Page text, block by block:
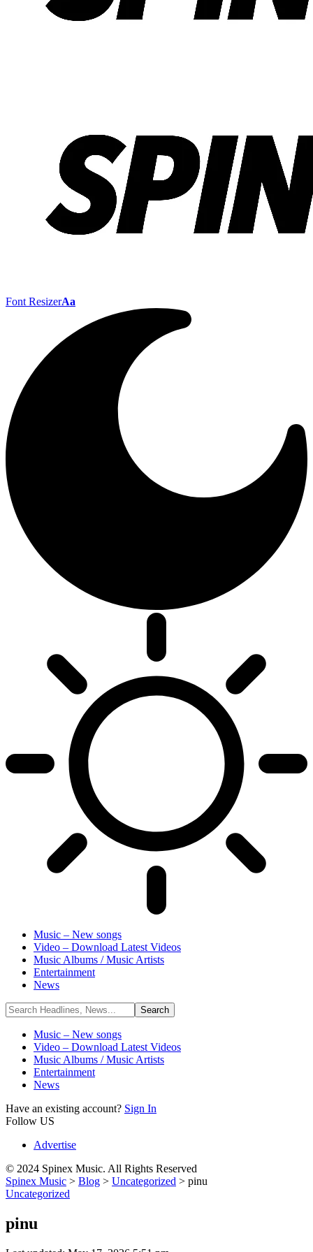
Font ResizerAa
Music – New songs
Video – Download Latest Videos
Music Albums / Music Artists
Entertainment
News
Music – New songs
Video – Download Latest Videos
Music Albums / Music Artists
Entertainment
News
Have an existing account? Sign In
Follow US
Advertise
© 2024 Spinex Music. All Rights Reserved
Spinex Music > Blog > Uncategorized > pinu
Uncategorized
pinu